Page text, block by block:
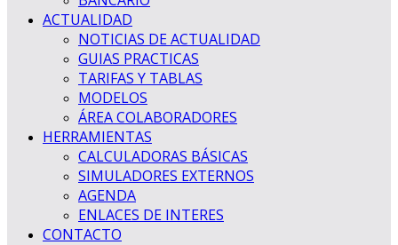
ACTUALIDAD
NOTICIAS DE ACTUALIDAD
GUIAS PRACTICAS
TARIFAS Y TABLAS
MODELOS
ÁREA COLABORADORES
HERRAMIENTAS
CALCULADORAS BÁSICAS
SIMULADORES EXTERNOS
AGENDA
ENLACES DE INTERES
CONTACTO